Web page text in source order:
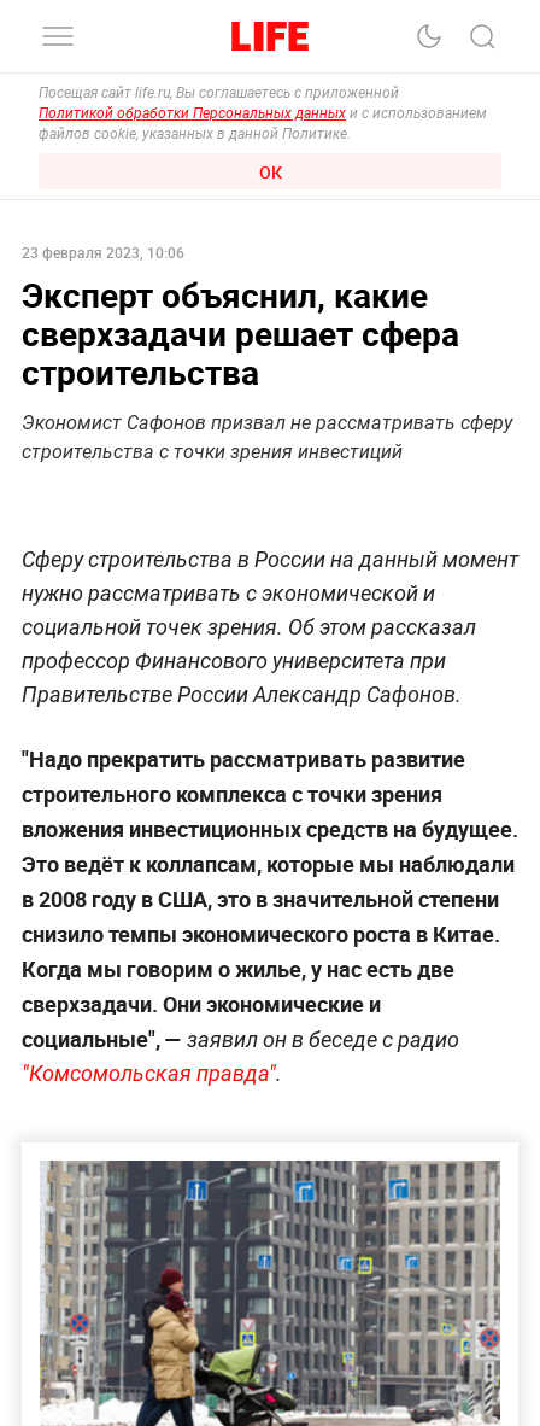
Посещая сайт life.ru, Вы соглашаетесь с приложенной
Политикой обработки Персональных данных и с использованием
файлов cookie, указанных в данной Политике.
ОК
23 февраля 2023, 10:06
Эксперт объяснил, какие
сверхзадачи решает сфера
строительства
Экономист Сафонов призвал не рассматривать сферу
строительства с точки зрения инвестиций
Сферу строительства в России на данный момент
нужно рассматривать с экономической и
социальной точек зрения. Об этом рассказал
профессор Финансового университета при
Правительстве России Александр Сафонов.
"Надо прекратить рассматривать развитие
строительного комплекса с точки зрения
вложения инвестиционных средств на будущее.
Это ведёт к коллапсам, которые мы наблюдали
в 2008 году в США, это в значительной степени
снизило темпы экономического роста в Китае.
Когда мы говорим о жилье, у нас есть две
сверхзадачи. Они экономические и
социальные", — заявил он в беседе с радио
"Комсомольская правда".